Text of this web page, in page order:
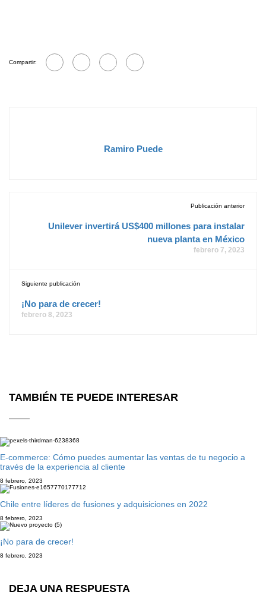
Compartir:
Ramiro Puede
Publicación anterior
Unilever invertirá US$400 millones para instalar
nueva planta en México
febrero 7, 2023
Siguiente publicación
¡No para de crecer!
febrero 8, 2023
TAMBIÉN TE PUEDE INTERESAR
E-commerce: Cómo puedes aumentar las ventas de tu negocio a
través de la experiencia al cliente
8 febrero, 2023
Chile entre líderes de fusiones y adquisiciones en 2022
8 febrero, 2023
¡No para de crecer!
8 febrero, 2023
DEJA UNA RESPUESTA